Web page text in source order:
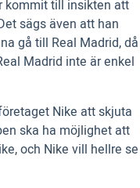
kommit till insikten att
sägs även att han
gå till Real Madrid, då
Madrid inte är enkel
Nike att skjuta
ska ha möjlighet att
och Nike vill hellre se